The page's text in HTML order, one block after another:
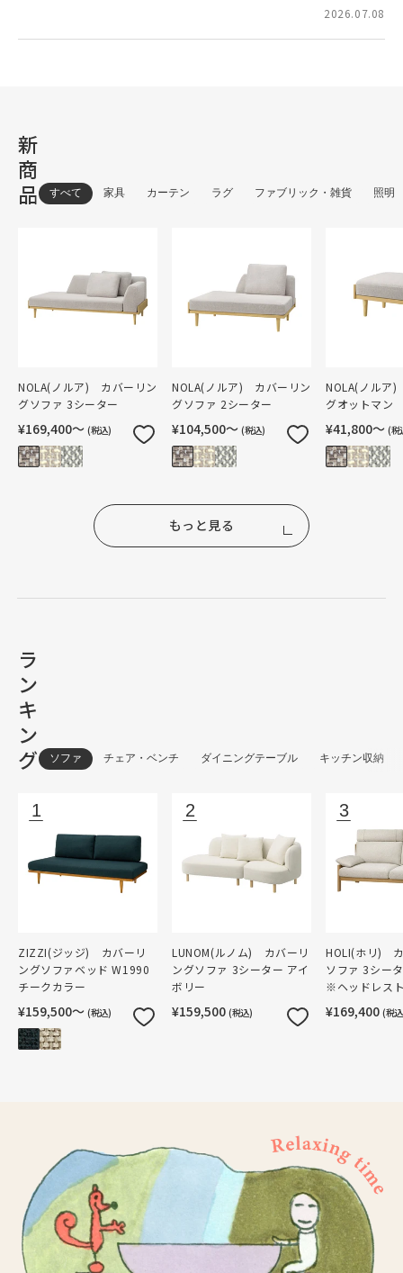
2026.07.08
新
商
品
すべて 家具 カーテン ラグ ファブリック・雑貨 照明
NOLA(ノルア) カバーリン
グソファ 3シーター
¥169,400〜 (税込)
NOLA(ノルア) カバーリン
グソファ 2シーター
¥104,500〜 (税込)
NOLA(ノルア
グオットマン
¥41,800〜 (税
もっと見る
ラ
ン
キ
ン
グ
ソファ チェア・ベンチ ダイニングテーブル キッチン収納
ZIZZI(ジッジ) カバーリ
ングソファベッド W1990
チークカラー
¥159,500〜 (税込)
LUNOM(ルノム) カバーリ
ングソファ 3シーター アイ
ボリー
¥159,500 (税込)
HOLI(ホリ)
ソファ 3シー
※ヘッドレス
¥169,400 (税